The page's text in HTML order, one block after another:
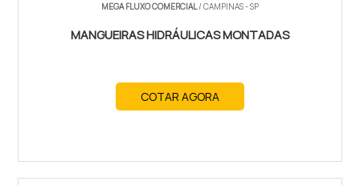
MEGA FLUXO COMERCIAL/ CAMPINAS - SP
MANGUEIRAS HIDRÁULICAS MONTADAS
COTAR AGORA